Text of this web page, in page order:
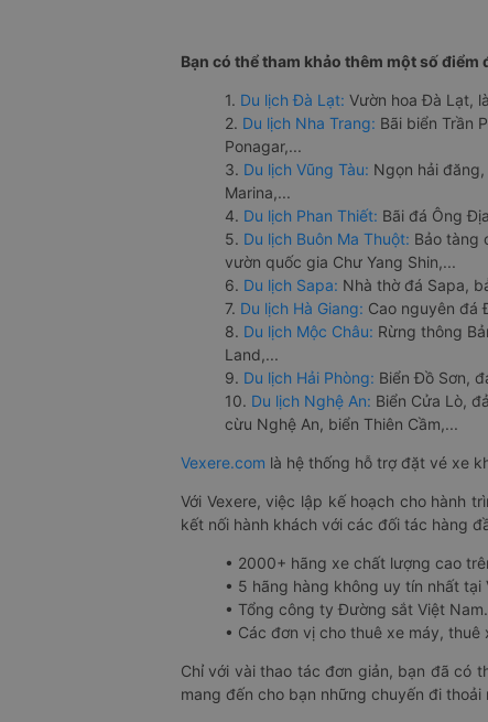
Bạn có thể tham khảo thêm một số
1. Du lịch Đà Lạt: Vườn hoa Đà Lạt,
2. Du lịch Nha Trang: Bãi biển Trần
Ponagar,...
3. Du lịch Vũng Tàu: Ngọn hải
Marina,...
4. Du lịch Phan Thiết: Bãi đá Ông
5. Du lịch Buôn Ma Thuột: Bảo tàng
vườn quốc gia Chư Yang Shin,...
6. Du lịch Sapa: Nhà thờ đá Sapa,
7. Du lịch Hà Giang: Cao nguyên đá
8. Du lịch Mộc Châu: Rừng thông
Land,...
9. Du lịch Hải Phòng: Biển Đồ Sơn,
10. Du lịch Nghệ An: Biển Cửa Lò,
cừu Nghệ An, biển Thiên Cầm,...
Vexere.com là hệ thống hỗ trợ đặt vé xe
Với Vexere, việc lập kế hoạch cho hành
kết nối hành khách với các đối tác hàng
• 2000+ hãng xe chất lượng cao
• 5 hãng hàng không uy tín nhất tại
• Tổng công ty Đường sắt Việt Nam.
• Các đơn vị cho thuê xe máy,
Chỉ với vài thao tác đơn giản, bạn đã có
mang đến cho bạn những chuyến đi